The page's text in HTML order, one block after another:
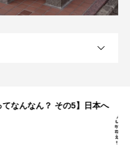
ってなんなん？ その4】なぜこ
？